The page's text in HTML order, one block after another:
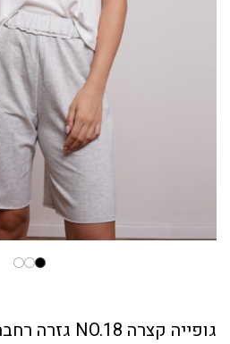
גופייה קצרה NO.18 גזרה רחבה ריב לבן